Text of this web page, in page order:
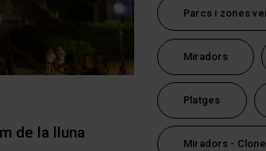
de la lluna
Parcs i zones
Miradors
Platges
Miradors -